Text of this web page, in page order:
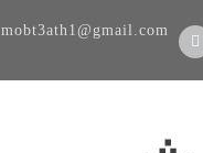
mobt3ath1@gmail.com